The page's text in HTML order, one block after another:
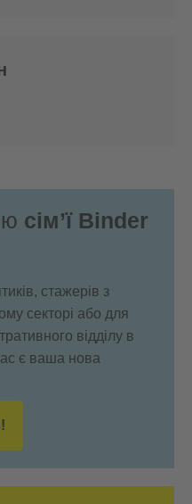
сім’ї Binder
стажерів з
секторі або для
відділу в
є ваша нова